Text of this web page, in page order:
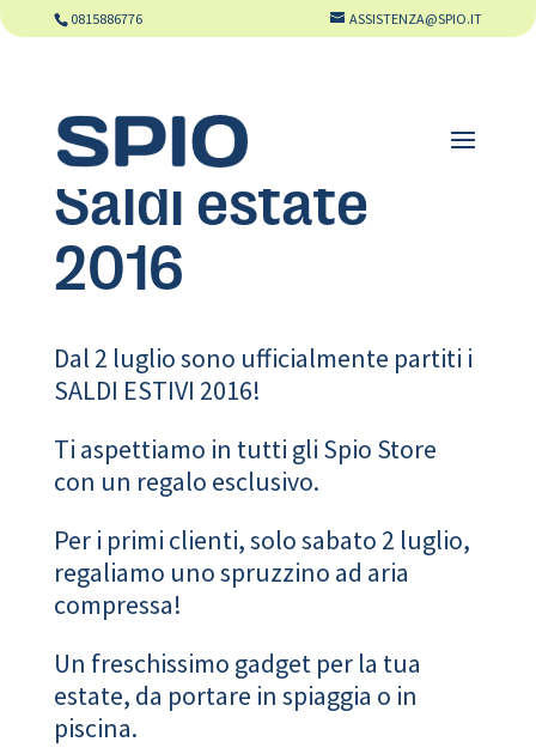
0815886776 ASSISTENZA@SPIO.IT
Saldi estate
2016
Dal 2 luglio sono ufficialmente partiti i
SALDI ESTIVI 2016!
Ti aspettiamo in tutti gli Spio Store
con un regalo esclusivo.
Per i primi clienti, solo sabato 2 luglio,
regaliamo uno spruzzino ad aria
compressa!
Un freschissimo gadget per la tua
estate, da portare in spiaggia o in
piscina.